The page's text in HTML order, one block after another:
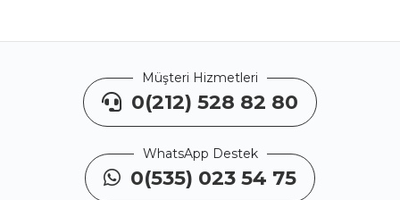
Müşteri Hizmetleri
0(212) 528 82 80
WhatsApp Destek
0(535) 023 54 75